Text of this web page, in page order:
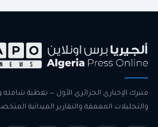
منبرك الإخباري الجزائري الأول — تغطية شاملة
والتحليلات المعمقة والتقارير الميدانية